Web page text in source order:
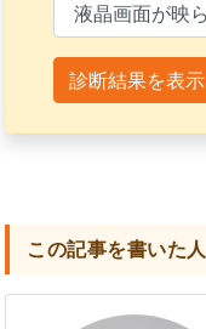
診断結果を表示
この記事を書いた人